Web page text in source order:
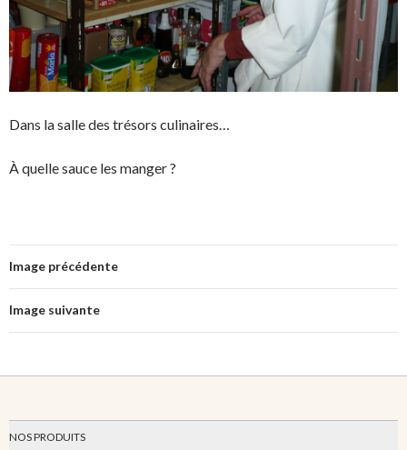
Dans la salle des trésors culinaires…
À quelle sauce les manger ?
Image précédente
Image suivante
NOS PRODUITS